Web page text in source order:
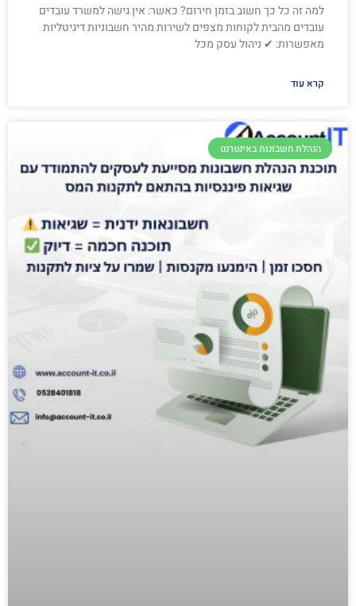
למה זה כל כך חשוב בזמן חירום? כאשר: אין גישה למשרד עובדים
עובדים מהבית לקוחות מצפים לשירות מהיר חשבוניות דיגיטליות
מאפשרות: ✔ ניהול עסק מכל
קרא עוד
הנהלת חשבונות באינטרנט